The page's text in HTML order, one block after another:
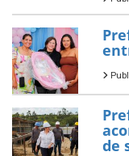
de